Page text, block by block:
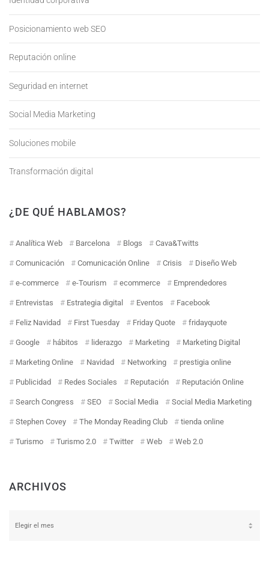
Posicionamiento web SEO
Reputación online
Seguridad en internet
Social Media Marketing
Soluciones mobile
Transformación digital
¿DE QUÉ HABLAMOS?
Analítica Web Barcelona Blogs Cava&Twitts
Comunicación Comunicación Online Crisis Diseño Web
e-commerce e-Tourism ecommerce Emprendedores
Entrevistas Estrategia digital Eventos Facebook
Feliz Navidad First Tuesday Friday Quote fridayquote
Google hábitos liderazgo Marketing Marketing Digital
Marketing Online Navidad Networking prestigia online
Publicidad Redes Sociales Reputación Reputación Online
Search Congress SEO Social Media Social Media Marketing
Stephen Covey The Monday Reading Club tienda online
Turismo Turismo 2.0 Twitter Web Web 2.0
ARCHIVOS